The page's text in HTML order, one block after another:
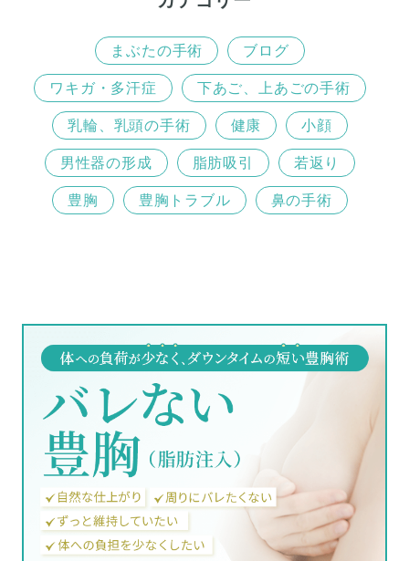
まぶたの手術 ブログ
ワキガ・多汗症 下あご、上あごの手術
乳輪、乳頭の手術 健康 小顔
男性器の形成 脂肪吸引 若返り
豊胸 豊胸トラブル 鼻の手術